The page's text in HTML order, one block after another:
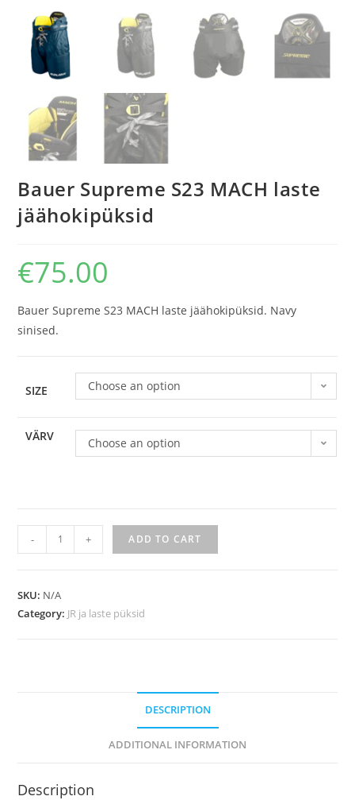
Bauer Supreme S23 MACH laste
jäähokipüksid
€75.00
Bauer Supreme S23 MACH laste jäähokipüksid. Navy
sinised.
SIZE Choose an option
VÄRV Choose an option
- + ADD TO CART
SKU: N/A
Category: JR ja laste püksid
DESCRIPTION
ADDITIONAL INFORMATION
Description